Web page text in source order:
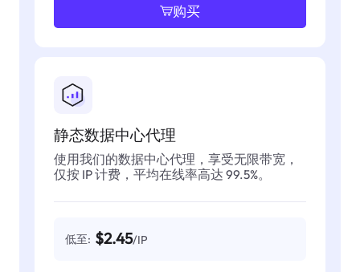
购买
静态数据中心代理
使用我们的数据中心代理，享受无限带宽，
仅按 IP 计费，平均在线率高达 99.5%。
低至: $2.45/IP